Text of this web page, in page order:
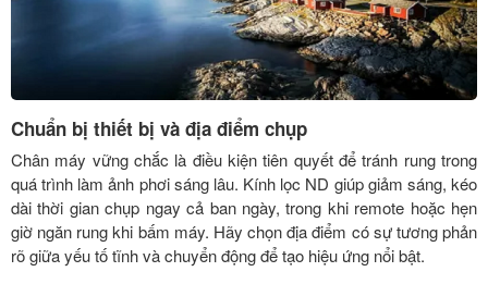
Chuẩn bị thiết bị và địa điểm chụp
Chân máy vững chắc là điều kiện tiên quyết để tránh rung trong
quá trình làm ảnh phơi sáng lâu. Kính lọc ND giúp giảm sáng, kéo
dài thời gian chụp ngay cả ban ngày, trong khi remote hoặc hẹn
giờ ngăn rung khi bấm máy. Hãy chọn địa điểm có sự tương phản
rõ giữa yếu tố tĩnh và chuyển động để tạo hiệu ứng nổi bật.